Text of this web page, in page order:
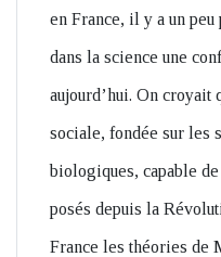
en France, il y a un
dans la science une
aujourd’hui. On croyait
sociale, fondée sur les
biologiques, capable
posés depuis la
France les théories de